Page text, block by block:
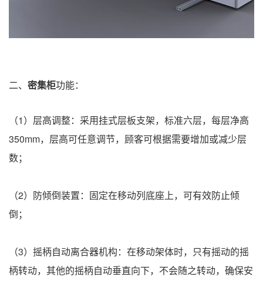
二、 密集柜功能：
（1）层高调整：采用挂式层板支架，标准六层，每层净高
350mm，层高可任意调节，顾客可根据需要增加或减少层
数；
（2）防倾倒装置：固定在移动列底座上，可有效防止倾
倒；
（3）摇柄自动离合器机构：在移动架体时，只有摇动的摇
柄转动，其他的摇柄自动垂直向下，不会随之转动，确保安